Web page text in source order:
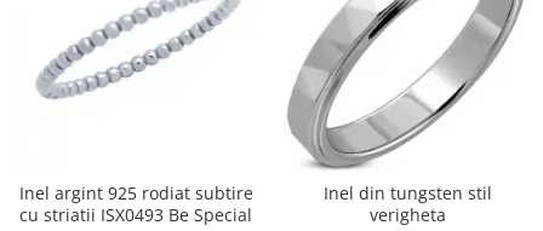
Inel argint 925 rodiat subtire
cu striatii ISX0493 Be Special
Inel din tungsten stil
verigheta